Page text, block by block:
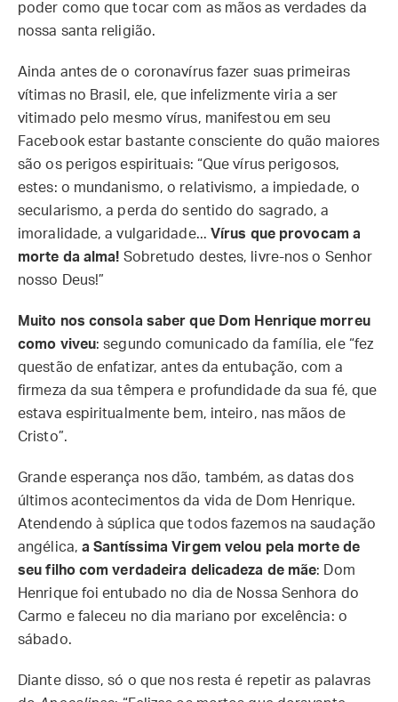
poder como que tocar com as mãos as verdades da
nossa santa religião.
Ainda antes de o coronavírus fazer suas primeiras
vítimas no Brasil, ele, que infelizmente viria a ser
vitimado pelo mesmo vírus, manifestou em seu
Facebook estar bastante consciente do quão maiores
são os perigos espirituais: “Que vírus perigosos,
estes: o mundanismo, o relativismo, a impiedade, o
secularismo, a perda do sentido do sagrado, a
imoralidade, a vulgaridade...Vírus que provocam a
morte da alma! Sobretudo destes, livre-nos o Senhor
nosso Deus!”
Muito nos consola saber que Dom Henrique morreu
como viveu: segundo comunicado da família, ele “fez
questão de enfatizar, antes da entubação, com a
firmeza da sua têmpera e profundidade da sua fé, que
estava espiritualmente bem, inteiro, nas mãos de
Cristo”.
Grande esperança nos dão, também, as datas dos
últimos acontecimentos da vida de Dom Henrique.
Atendendo à súplica que todos fazemos na saudação
angélica, a Santíssima Virgem velou pela morte de
seu filho com verdadeira delicadeza de mãe: Dom
Henrique foi entubado no dia de Nossa Senhora do
Carmo e faleceu no dia mariano por excelência: o
sábado.
Diante disso, só o que nos resta é repetir as palavras